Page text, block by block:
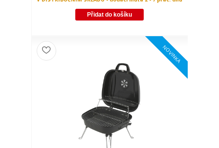
Přidat do košíku
NOVINKA